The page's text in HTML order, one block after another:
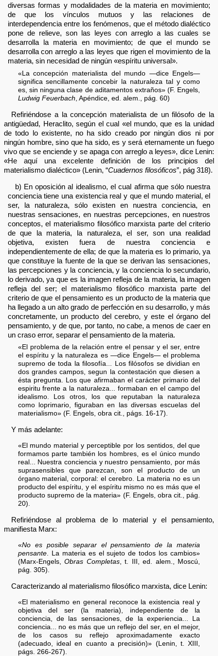
diversas formas y modalidades de la materia en movimiento;
de que los vínculos mutuos y las relaciones de
interdependencia entre los fenómenos, que el método dialéctico
pone de relieve, son las leyes con arreglo a las cuales se
desarrolla la materia en movimiento; de que el mundo se
desarrolla con arreglo a las leyes que rigen el movimiento de la
materia, sin necesidad de ningún «espíritu universal».
«La concepción materialista del mundo —dice Engels—
significa sencillamente concebir la naturaleza tal y como
es, sin ninguna clase de aditamentos extraños» (F. Engels,
Ludwig Feuerbach , Apéndice, ed. alem., pág. 60)
Refiriéndose a la concepción materialista de un filósofo de la
antigüedad, Heraclito, según el cual «el mundo, que es la unidad
de todo lo existente, no ha sido creado por ningún dios ni por
ningún hombre, sino que ha sido, es y será eternamente un fuego
vivo que se enciende y se apaga con arreglo a leyes», dice Lenin:
«He aquí una excelente definición de los principios del
materialismo dialéctico» (Lenin, “Cuadernos filosóficos”, pág 318).
b) En oposición al idealismo, el cual afirma que sólo nuestra
conciencia tiene una existencia real y que el mundo material, el
ser, la naturaleza, sólo existen en nuestra conciencia, en
nuestras sensaciones, en nuestras percepciones, en nuestros
conceptos, el materialismo filosófico marxista parte del criterio
de que la materia, la naturaleza, el ser, son una realidad
objetiva, existen fuera de nuestra conciencia e
independientemente de ella; de que la materia es lo primario, ya
que constituye la fuente de la que se derivan las sensaciones,
las percepciones y la conciencia, y la conciencia lo secundario,
lo derivado, ya que es la imagen refleja de la materia, la imagen
refleja del ser; el materialismo filosófico marxista parte del
criterio de que el pensamiento es un producto de la materia que
ha llegado a un alto grado de perfección en su desarrollo, y más
concretamente, un producto del cerebro, y este el órgano del
pensamiento, y de que, por tanto, no cabe, a menos de caer en
un craso error, separar el pensamiento de la materia.
«El problema de la relación entre el pensar y el ser, entre
el espíritu y la naturaleza es —dice Engels— el problema
supremo de toda la filosofía... Los filósofos se dividian en
dos grandes campos, segun la contestación que diesen a
ésta pregunta. Los que afirmaban el carácter primario del
espiritu frente a la naturaleza... formaban en el campo del
idealismo. Los otros, los que reputaban la naturaleza
como loprimario, figuraban en las diversas escuelas del
materialismo» (F. Engels, obra cit., págs. 16-17).
Y más adelante:
«El mundo material y perceptible por los sentidos, del que
formamos parte también los hombres, es el único mundo
real... Nuestra conciencia y nuestro pensamiento, por más
suprasensibles que parezcan, son el producto de un
órgano material, corporal: el cerebro. La materia no es un
producto del espíritu, y el espíritu mismo no es más que el
producto supremo de la materia» (F. Engels, obra cit., pág.
20).
Refiriéndose al problema de lo material y el pensamiento,
manifiesta Marx:
«No es posible separar el pensamiento de la materia
pensante. La materia es el sujeto de todos los cambios»
(Marx-Engels,Obras Completas, t. III, ed. alem., Moscú,
pág. 305).
Caracterizando al materialismo filosófico marxista, dice Lenin:
«El materialismo en general reconoce la existencia real y
objetiva del ser (la materia), independiente de la
conciencia, de las sensaciones, de la experiencia... La
conciencia... no es más que un reflejo del ser, en el mejor,
de los casos su reflejo aproximadamente exacto
(adecuado, ideal en cuanto a precisión)» (Lenin, t. XIII,
págs. 266-267).